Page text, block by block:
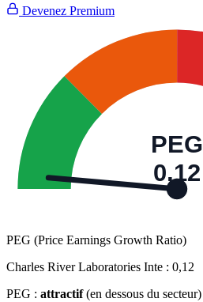
Devenez Premium
PEG
0,12
PEG (Price Earnings Growth Ratio)
Charles River Laboratories Inte : 0,12
PEG : attractif (en dessous du secteur)